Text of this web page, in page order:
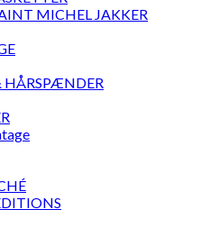
MICHEL JAKKER
HÅRSPÆNDER